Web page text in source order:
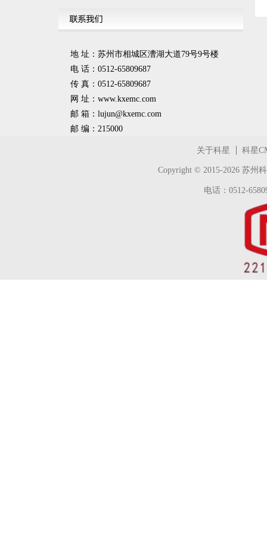
地 址：苏州市相城区漕湖大道79号9号楼
电 话：0512-65809687
传 真：0512-65809687
网 址：www.kxemc.com
邮 箱： lujun@kxemc.com
邮 编：215000
关于科星 科星
Copyright © 2015-2026 苏州
电话：0512-